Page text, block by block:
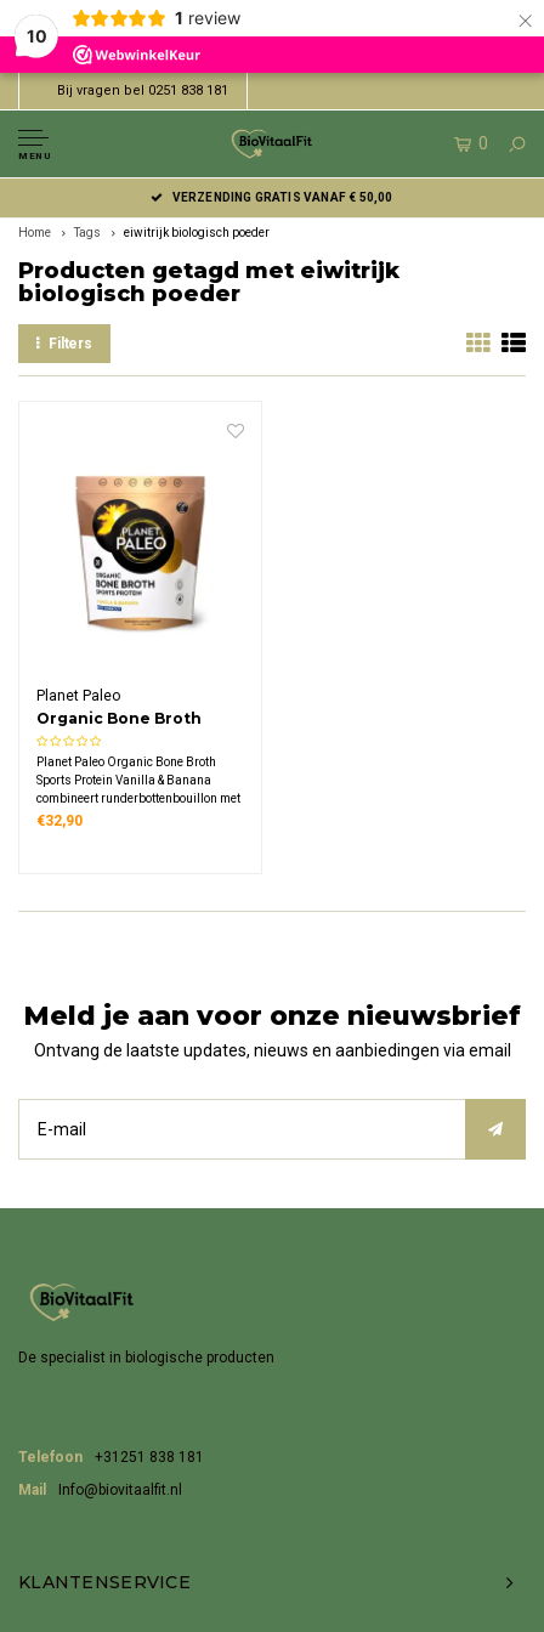
10
1 review ×
Bij vragen bel 0251 838 181
MENU
0
VERZENDING GRATIS VANAF € 50,00
Home Tags eiwitrijk biologisch poeder
Producten getagd met eiwitrijk
biologisch poeder
Filters
Planet Paleo
Organic Bone Broth
Sports Protein Vanilla &
Banana
Planet Paleo Organic Bone Broth
Sports Protein Vanilla & Banana
combineert runderbottenbouillon met
vanille, bananenpoeder en kaneel.
€32,90
Meld je aan voor onze nieuwsbrief
Ontvang de laatste updates, nieuws en aanbiedingen via email
De specialist in biologische producten
Telefoon
+31251 838 181
Mail
Info@biovitaalfit.nl
KLANTENSERVICE